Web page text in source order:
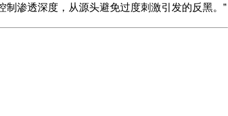
制渗透深度，从源头避免过度刺激引发的反黑。”